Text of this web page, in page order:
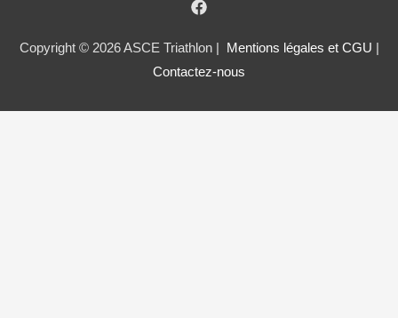
Copyright © 2026 ASCE Triathlon | Mentions légales et CGU
Contactez-nous